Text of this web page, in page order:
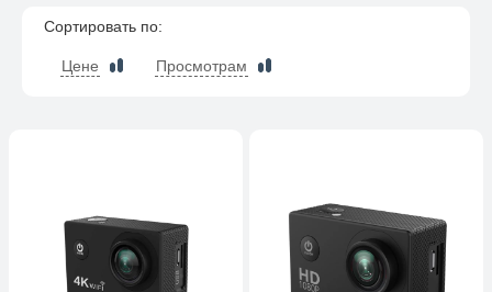
Сортировать по:
Цене Просмотрам